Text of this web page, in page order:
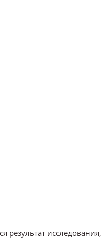
результат исследования,